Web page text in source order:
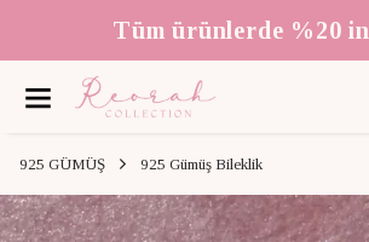
Tüm ürünlerde %20 indirim
925 GÜMÜŞ 925 Gümüş Bileklik